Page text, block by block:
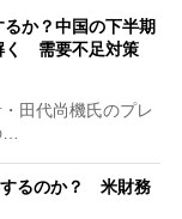
か？中国の下半期
く 需要不足対策
田代尚機氏のプレ
するのか？ 米財務